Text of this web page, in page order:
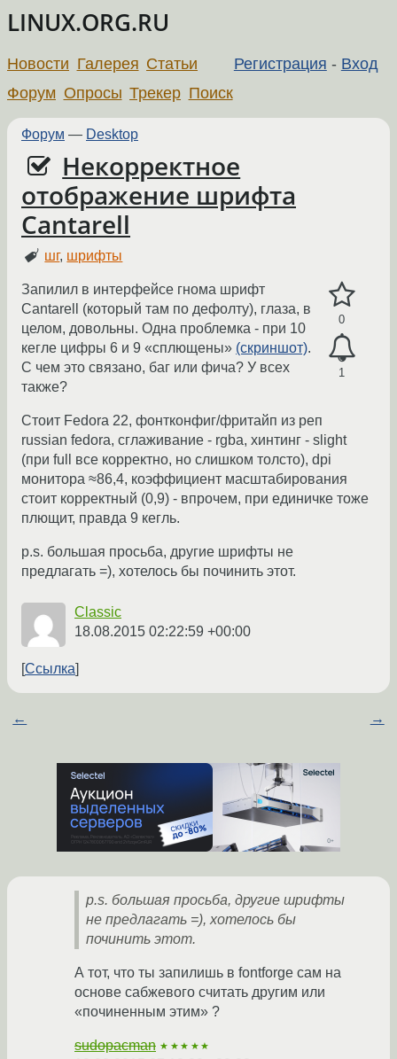
LINUX.ORG.RU
Регистрация - Вход
Новости Галерея Статьи
Форум Опросы Трекер Поиск
Форум — Desktop
Некорректное
отображение шрифта
Cantarell
шг, шрифты
0
1
Запилил в интерфейсе гнома шрифт
Cantarell (который там по дефолту), глаза, в
целом, довольны. Одна проблемка - при 10
кегле цифры 6 и 9 «сплющены» (скриншот).
С чем это связано, баг или фича? У всех
также?
Стоит Fedora 22, фонтконфиг/фритайп из реп
russian fedora, сглаживание - rgba, хинтинг - slight
(при full все корректно, но слишком толсто), dpi
монитора ≈86,4, коэффициент масштабирования
стоит корректный (0,9) - впрочем, при единичке тоже
плющит, правда 9 кегль.
p.s. большая просьба, другие шрифты не
предлагать =), хотелось бы починить этот.
Classic
18.08.2015 02:22:59 +00:00
Ссылка
← →
p.s. большая просьба, другие шрифты
не предлагать =), хотелось бы
починить этот.
А тот, что ты запилишь в fontforge сам на
основе сабжевого считать другим или
«починенным этим» ?
sudopacman ★★★★★